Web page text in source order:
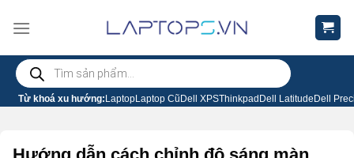
đến
dungTìm
kiếm
sản
phẩm
Từ khoá xu hướng: LaptopLaptop Cũ Dell XPSThinkpad Dell Latitude Dell